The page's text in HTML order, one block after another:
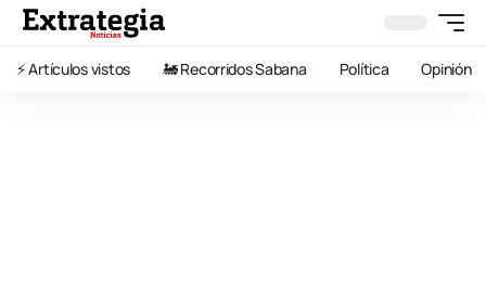
⚡️ Artículos vistos 🚂 Recorridos Sabana Política Opinión